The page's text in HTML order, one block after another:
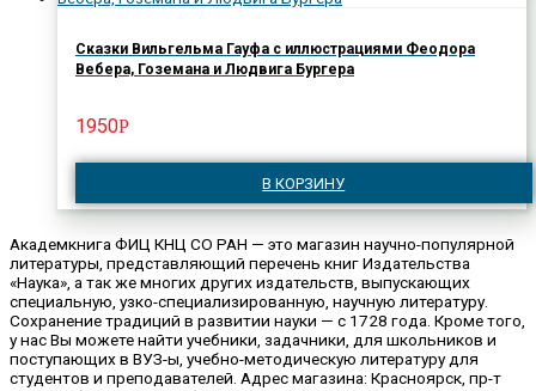
Сказки Вильгельма Гауфа с иллюстрациями Феодора
Вебера, Гоземана и Людвига Бургера
1950Р
В КОРЗИНУ
Академкнига ФИЦ КНЦ СО РАН — это магазин научно-популярной
литературы, представляющий перечень книг Издательства
«Наука», а так же многих других издательств, выпускающих
специальную, узко-специализированную, научную литературу.
Сохранение традиций в развитии науки — с 1728 года. Кроме того,
у нас Вы можете найти учебники, задачники, для школьников и
поступающих в ВУЗ-ы, учебно-методическую литературу для
студентов и преподавателей. Адрес магазина: Красноярск, пр-т